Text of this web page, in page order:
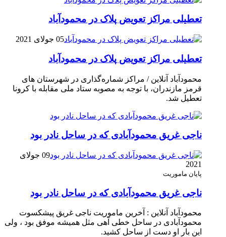
تعطیلی مراکز تعویض پلاک در محمودآباد
05 جولای 2021
تعطیلی مراکز تعویض پلاک در محمودآباد
محمودآباد آنلاین / مراکز شماره‌گذاری در شهر‌ستان های
قرمز مازندران، با توجه به مصوبه ستاد ملی مقابله با کرونا
تعطیل شد.
ناجی غریق محمودآبادی که در ساحل نادر بود
09 جولای
2021
پایان ماموریت
ناجی غریق محمودآبادی که در ساحل نادر بود
محمودآباد آنلاین : آخرین ماموریت ناجی غریق پیشکسوت
محمودآبادی در ساحل خطی آهی مثل همیشه موفق بود ، ولی
این بار او دست از ساحل کشید.